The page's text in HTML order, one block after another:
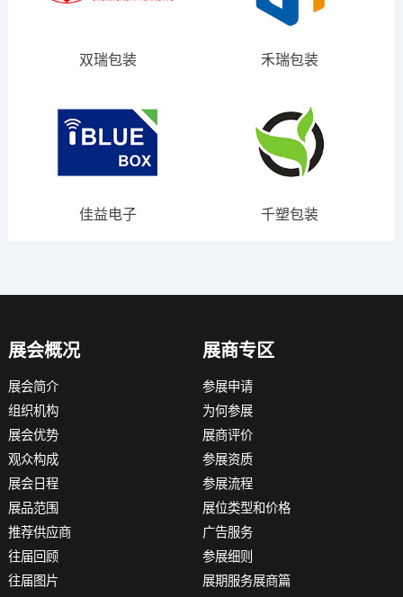
双瑞包装 禾瑞包装
佳益电子 千塑包装
展会概况
展会简介
组织机构
展会优势
观众构成
展会日程
展品范围
推荐供应商
往届回顾
往届图片
展商专区
参展申请
为何参展
展商评价
参展资质
参展流程
展位类型和价格
广告服务
参展细则
展期服务展商篇